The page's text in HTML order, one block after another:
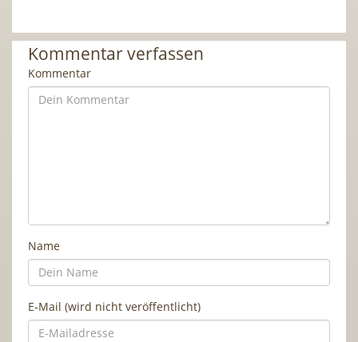
Kommentar verfassen
Kommentar
Name
E-Mail (wird nicht veröffentlicht)